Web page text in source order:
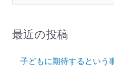
最近の投稿
子どもに期待するという